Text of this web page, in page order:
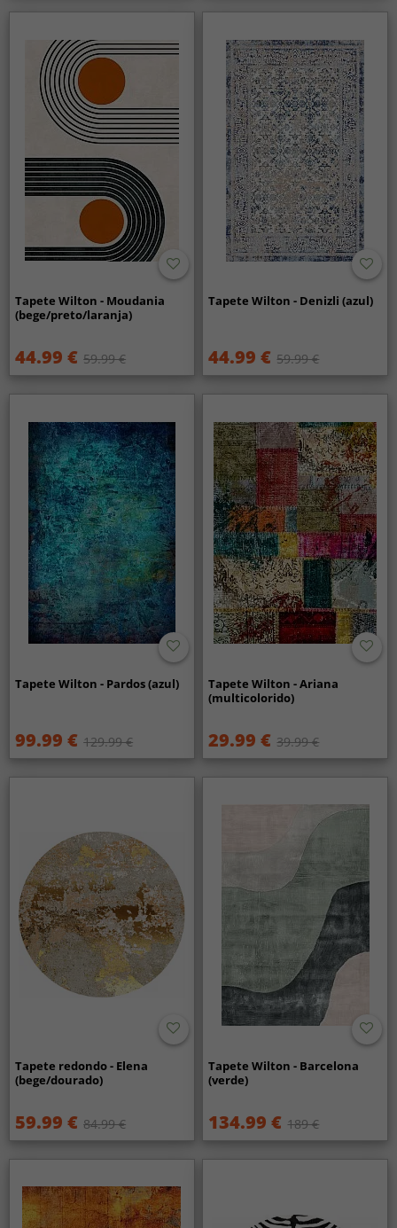
Tapete Wilton - Moudania
(bege/preto/laranja)
44.99 € 59.99 €
Tapete Wilton - Denizli (azul)
44.99 € 59.99 €
Tapete Wilton - Pardos (azul)
99.99 € 129.99 €
Tapete Wilton - Ariana
(multicolorido)
29.99 € 39.99 €
Tapete redondo - Elena
(bege/dourado)
59.99 € 84.99 €
Tapete Wilton - Barcelona
(verde)
134.99 € 189 €